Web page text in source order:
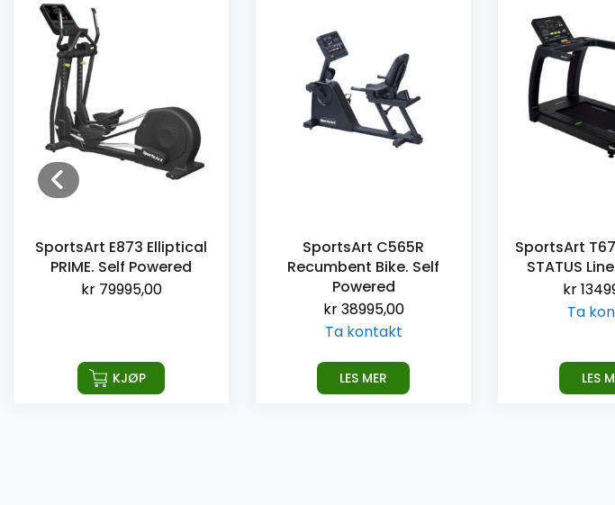
SportsArt E873 Elliptical
PRIME. Self Powered
kr79995,00
KJØP
SportsArt C565R
Recumbent Bike. Self
Powered
kr38995,00
Ta kontakt
LES MER
SportsArt
STATUS
kr
Ta
LES